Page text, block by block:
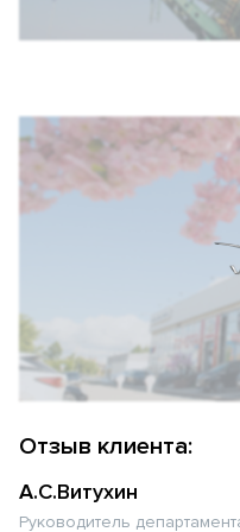
Отзыв клиента:
А.С.Витухин
Руководитель